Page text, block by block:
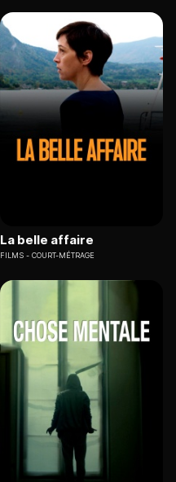
La belle affaire
FILMS COURT-MÉTRAGE